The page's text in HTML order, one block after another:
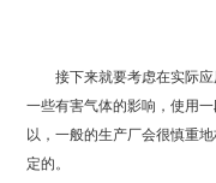
接下来就要考虑在实际应
一些有害气体的影响，使用
以，一般的生产厂会很慎重
定的。